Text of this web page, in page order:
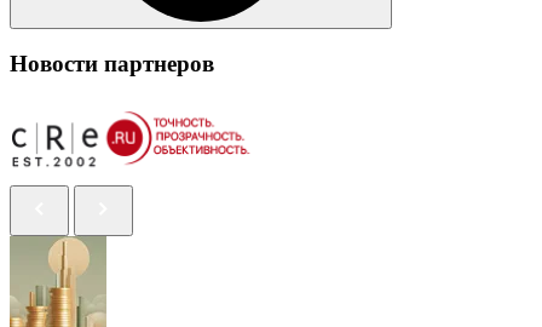
Новости партнеров